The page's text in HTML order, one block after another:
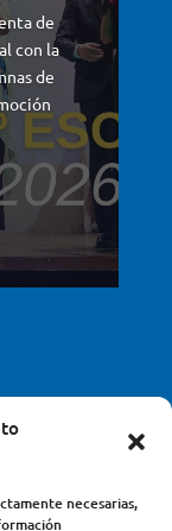
necesarias,
de
con la
de